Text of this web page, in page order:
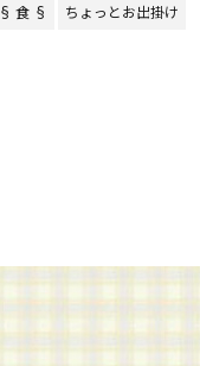
§ 食 § ちょっとお出掛け